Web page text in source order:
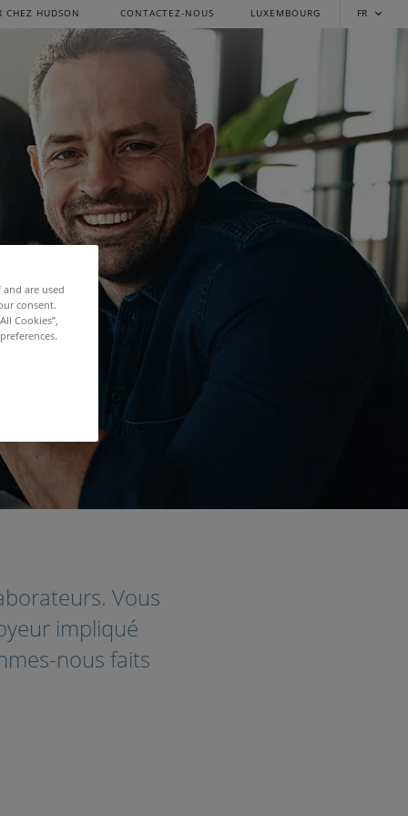
CHEZ HUDSON CONTACTEZ-NOUS LUXEMBOURG FR
Vous
impliqué
nous faits
are used
consent.
Cookies”,